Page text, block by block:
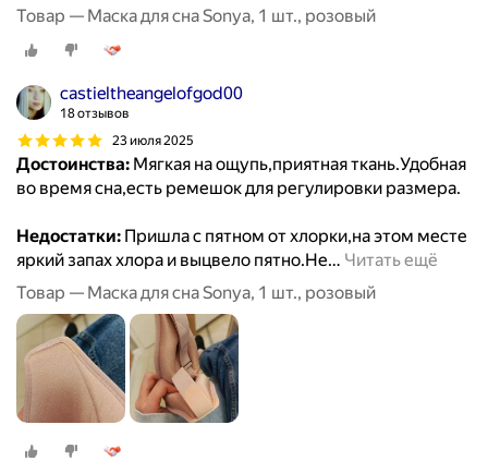
Товар — Маска для сна Sonya, 1 шт., розовый
castieltheangelofgod00
18 отзывов
23 июля 2025
Достоинства: Мягкая на ощупь,приятная ткань.Удобная
во время сна,есть ремешок для регулировки размера.
Недостатки: Пришла с пятном от хлорки,на этом месте
яркий запах хлора и выцвело пятно.Не… Читать ещё
Товар — Маска для сна Sonya, 1 шт., розовый